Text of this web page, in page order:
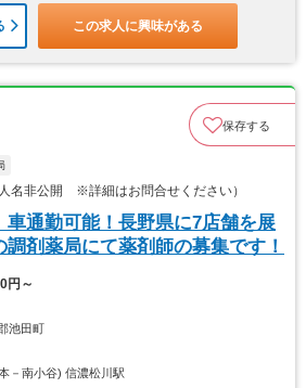
この求人に興味がある
保存する
名非公開 ※詳細はお問合せください）
車通勤可能！長野県に7店舗を展
剤薬局にて薬剤師の募集です！
円～
池田町
－南小谷) 信濃松川駅